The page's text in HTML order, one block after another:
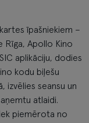
īpašniekiem –
Rīga, Apollo Kino
aplikāciju, dodies
kodu biļešu
izvēlies seansu un
atlaidi.
piemērota no